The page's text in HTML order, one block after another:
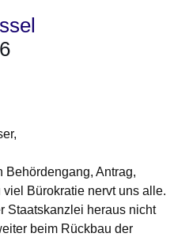
Behördengang, Antrag,
Bürokratie nervt uns alle.
Staatskanzlei heraus nicht
beim Rückbau der